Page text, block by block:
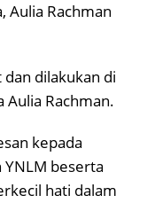
Aulia Rachman
dilakukan di
Aulia Rachman.
kepada
YNLM beserta
hati dalam